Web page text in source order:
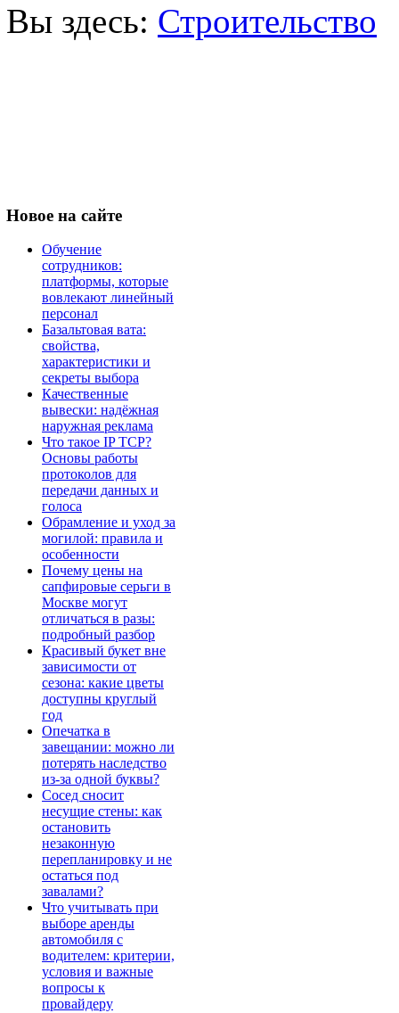
Вы здесь: Строительство
Новое на сайте
Обучение
сотрудников:
платформы, которые
вовлекают линейный
персонал
Базальтовая вата:
свойства,
характеристики и
секреты выбора
Качественные
вывески: надёжная
наружная реклама
Что такое IP TCP?
Основы работы
протоколов для
передачи данных и
голоса
Обрамление и уход за
могилой: правила и
особенности
Почему цены на
сапфировые серьги в
Москве могут
отличаться в разы:
подробный разбор
Красивый букет вне
зависимости от
сезона: какие цветы
доступны круглый
год
Опечатка в
завещании: можно ли
потерять наследство
из-за одной буквы?
Сосед сносит
несущие стены: как
остановить
незаконную
перепланировку и не
остаться под
завалами?
Что учитывать при
выборе аренды
автомобиля с
водителем: критерии,
условия и важные
вопросы к
провайдеру